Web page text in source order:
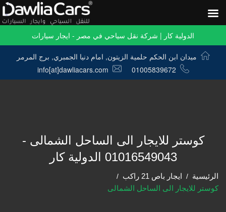
الدولية كار | شركة نقل سياحي في مصر - ايجار سيارات
ميدان ابن الحكم حلمية الزيتون, امام دنيا الجمبري, برج المرمر
01005839672
info[at]dawliacars.com
كوستر للايجار الى الساحل الشمالى -
01016549043 الدولية كار
الرئيسية
ايجار باص 21 راكب
كوستر للايجار الى الساحل الشمالى